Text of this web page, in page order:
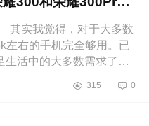
实我觉得，对于大多数
左右的手机完全够用。已
生活中的大多数需求了。
比哪个好？荣耀300和荣
315 0